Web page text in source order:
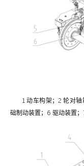
1 动车构架；2 轮对
础制动装置；6 驱动装置